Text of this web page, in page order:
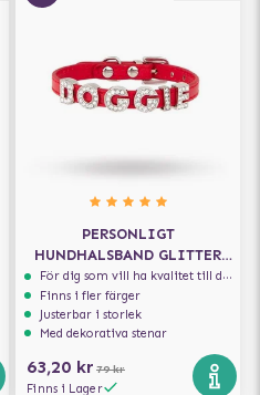
PERSONLIGT
HUNDHALSBAND GLITTER
RÖD
För dig som vill ha kvalitet till din hund!
Finns i fler färger
Justerbar i storlek
Med dekorativa stenar
63,20 kr 79 kr
Finns i Lager